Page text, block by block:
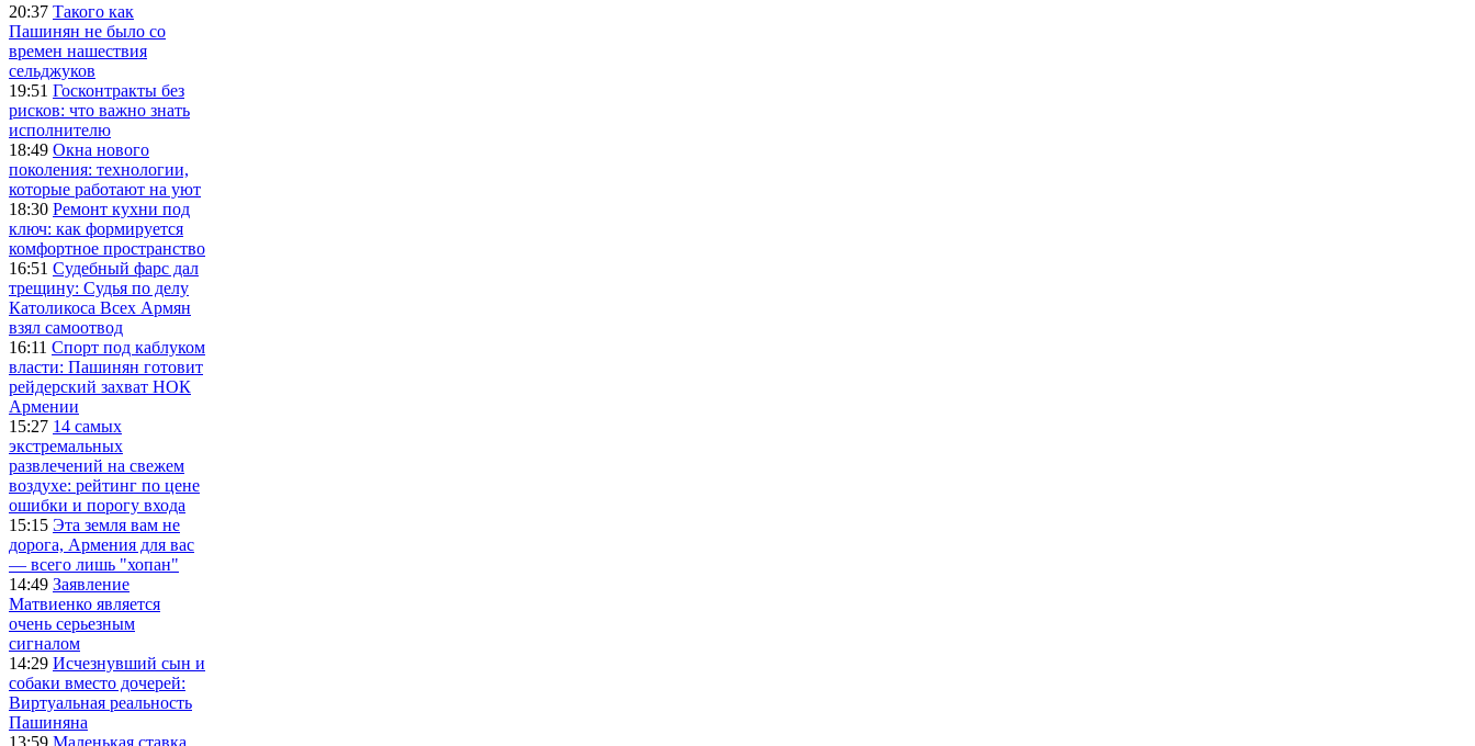
20:37 Такого как
Пашинян не было со
времен нашествия
сельджуков
19:51 Госконтракты без
рисков: что важно знать
исполнителю
18:49 Окна нового
поколения: технологии,
которые работают на уют
18:30 Ремонт кухни под
ключ: как формируется
комфортное пространство
16:51 Судебный фарс дал
трещину: Судья по делу
Католикоса Всех Армян
взял самоотвод
16:11 Спорт под каблуком
власти: Пашинян готовит
рейдерский захват НОК
Армении
15:27 14 самых
экстремальных
развлечений на свежем
воздухе: рейтинг по цене
ошибки и порогу входа
15:15 Эта земля вам не
дорога, Армения для вас
— всего лишь "хопан"
14:49 Заявление
Матвиенко является
очень серьезным
сигналом
14:29 Исчезнувший сын и
собаки вместо дочерей:
Виртуальная реальность
Пашиняна
13:59 Маленькая ставка